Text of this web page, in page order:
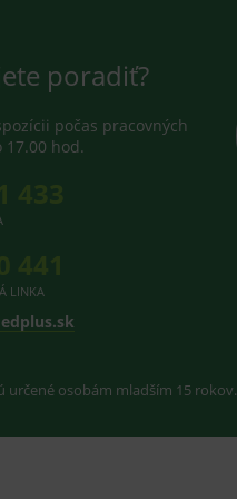
poradiť?
počas pracovných
17.00 hod.
LINKA
osobám mladším 15 rokov.